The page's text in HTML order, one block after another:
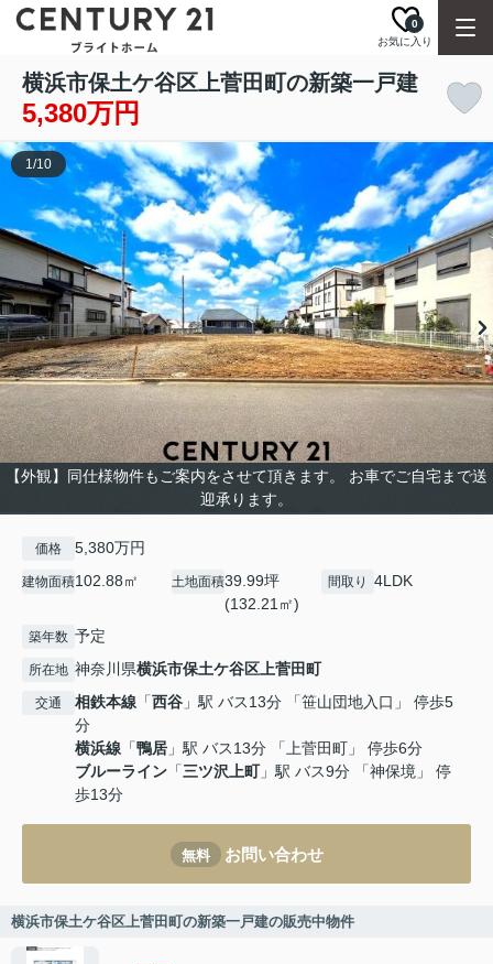
お気に入り
0
横浜市保土ケ谷区上菅田町の新築一戸建
5,380万円
【外観】同仕様物件もご案内をさせて頂きます。 お車でご自宅まで送
迎承ります。
1/10
価格 5,380万円
建物面積102.88㎡ 土地面積39.99坪
(132.21㎡)
間取り 4LDK
築年数 予定
所在地 神奈川県横浜市保土ケ谷区上菅田町
交通 相鉄本線 「西谷 」駅 バス13分 「笹山団地入口」 停歩5
分
横浜線 「鴨居 」駅 バス13分 「上菅田町」 停歩6分
ブルーライン 「三ツ沢上町」駅 バス9分 「神保境」 停
歩13分
無料 お問い合わせ
横浜市保土ケ谷区上菅田町の新築一戸建の販売中物件